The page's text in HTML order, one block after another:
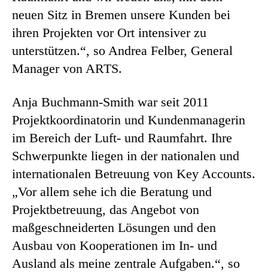
neuen Sitz in Bremen unsere Kunden bei
ihren Projekten vor Ort intensiver zu
unterstützen.“, so Andrea Felber, General
Manager von ARTS.
Anja Buchmann-Smith war seit 2011
Projektkoordinatorin und Kundenmanagerin
im Bereich der Luft- und Raumfahrt. Ihre
Schwerpunkte liegen in der nationalen und
internationalen Betreuung von Key Accounts.
„Vor allem sehe ich die Beratung und
Projektbetreuung, das Angebot von
maßgeschneiderten Lösungen und den
Ausbau von Kooperationen im In- und
Ausland als meine zentrale Aufgaben.“, so